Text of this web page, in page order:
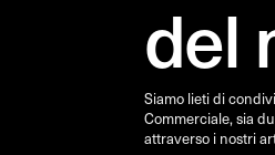
del
Siamo lieti di
Commerciale, sia
attraverso i nostri